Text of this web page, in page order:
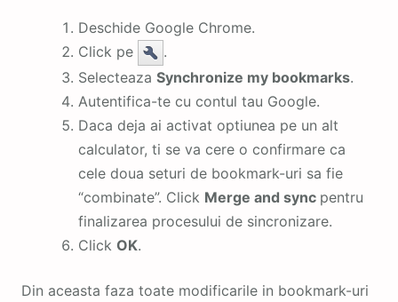
Deschide Google Chrome.
Click pe
.
Selecteaza Synchronize my bookmarks.
Autentifica-te cu contul tau Google.
Daca deja ai activat optiunea pe un alt
calculator, ti se va cere o confirmare ca
cele doua seturi de bookmark-uri sa fie
“combinate”. Click Merge and sync pentru
finalizarea procesului de sincronizare.
Click OK.
Din aceasta faza toate modificarile in bookmark-uri